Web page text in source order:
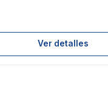
Ver detalles